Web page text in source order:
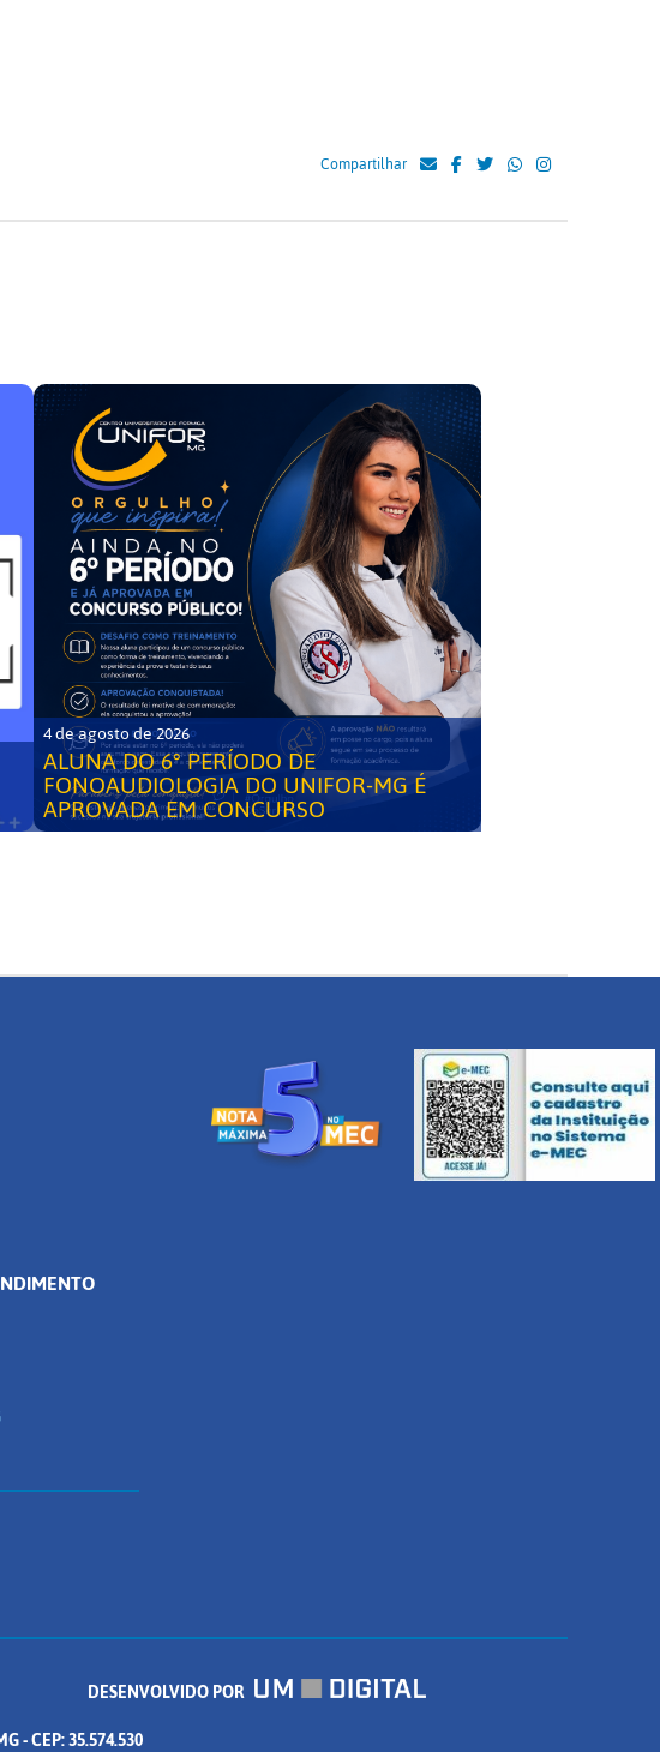
Compartilhar
4 de agosto de 2026
ALUNA DO 6° PERÍODO DE
FONOAUDIOLOGIA DO UNIFOR-MG É
APROVADA EM CONCURSO
DESENVOLVIDO POR
- CEP: 35.574.530